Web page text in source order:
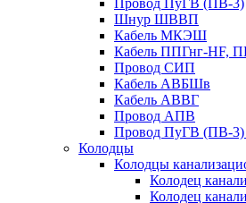
Шнур ШВВП
Кабель МКЭШ
Кабель ППГнг-HF,
Провод СИП
Кабель АВБШв
Кабель АВВГ
Провод АПВ
Провод ПуГВ (ПВ-3)
Колодцы
Колодцы
Колодец
Колодец